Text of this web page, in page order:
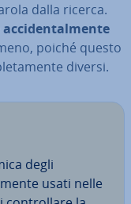
dalla ricerca.
poiché questo
diversi.
degli
usati nelle